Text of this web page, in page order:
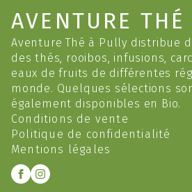
AVENTURE THÉ
Aventure Thé à Pully distribue
des thés, rooibos, infusions,
eaux de fruits de différentes
monde. Quelques sélections
également disponibles en Bio.
Conditions de vente
Politique de confidentialité
Mentions légales